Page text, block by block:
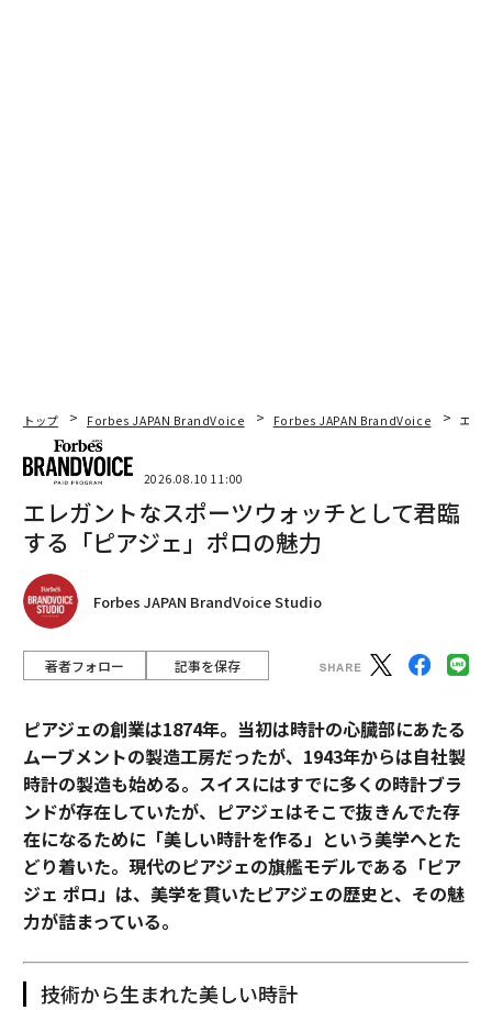
トップ Forbes JAPAN BrandVoice Forbes JAPAN BrandVoice エレ
2026.08.10 11:00
エレガントなスポーツウォッチとして君臨
する「ピアジェ」ポロの魅力
Forbes JAPAN BrandVoice Studio
著者フォロー 記事を保存
ピアジェの創業は1874年。当初は時計の心臓部にあたる
ムーブメントの製造工房だったが、1943年からは自社製
時計の製造も始める。スイスにはすでに多くの時計ブラ
ンドが存在していたが、ピアジェはそこで抜きんでた存
在になるために「美しい時計を作る」という美学へとた
どり着いた。現代のピアジェの旗艦モデルである「ピア
ジェ ポロ」は、美学を貫いたピアジェの歴史と、その魅
力が詰まっている。
技術から生まれた美しい時計